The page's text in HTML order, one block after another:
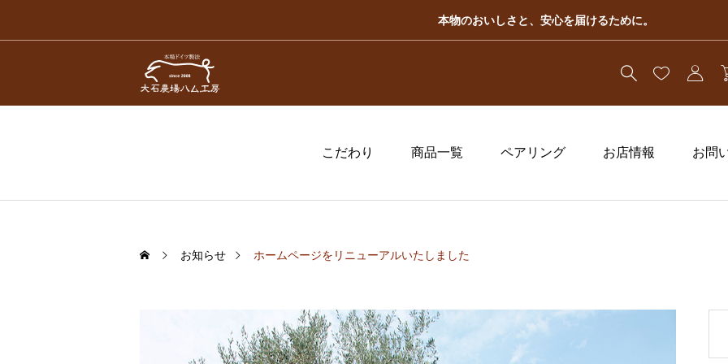
本物のおいしさと、安心を届けるために。
こだわり 商品一覧 ペアリング お店情報 お問
お知らせ ホームページをリニューアルいたしました